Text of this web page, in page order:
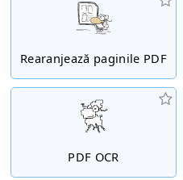
Rearanjează paginile PDF
PDF OCR